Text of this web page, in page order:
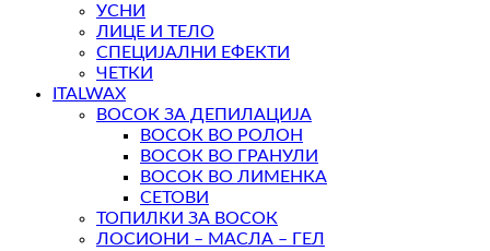
УСНИ
ЛИЦЕ И ТЕЛО
СПЕЦИЈАЛНИ ЕФЕКТИ
ЧЕТКИ
ITALWAX
ВОСОК ЗА ДЕПИЛАЦИЈА
ВОСОК ВО РОЛОН
ВОСОК ВО ГРАНУЛИ
ВОСОК ВО ЛИМЕНКА
СЕТОВИ
ТОПИЛКИ ЗА ВОСОК
ЛОСИОНИ – МАСЛА – ГЕЛ